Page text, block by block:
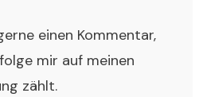
einen Kommentar,
mir auf meinen
zählt.